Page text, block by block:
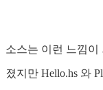
소스는 이런 느낌이
졌지만 Hello.hs 와